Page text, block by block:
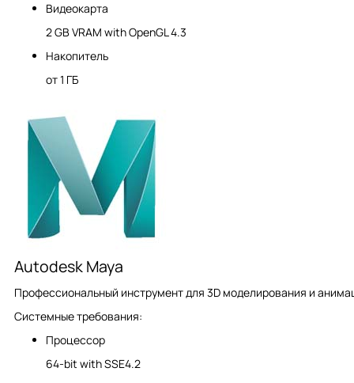
Видеокарта
2 GB VRAM with OpenGL 4.3
Накопитель
от 1 ГБ
Autodesk Maya
Профессиональный инструмент для 3D моделирования и
Системные требования:
Процессор
64-bit with SSE4.2